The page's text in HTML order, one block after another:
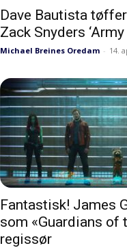
Dave Bautista
Zack Snyders
Michael Breines Oredam - 14.
Fantastisk! James
som «Guardians of
regissør